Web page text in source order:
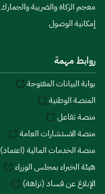
معجم الزكاة والضريبة والجمارك
إمكانية الوصول
روابط مهمة
بوابة البيانات المفتوحة
المنصة الوطنية
منصة تفاعل
منصة الاستشارات العامة
منصة الخدمات المالية (اعتماد)
هيئة الخبراء بمجلس الوزراء
الإبلاغ عن فساد (نزاهة)